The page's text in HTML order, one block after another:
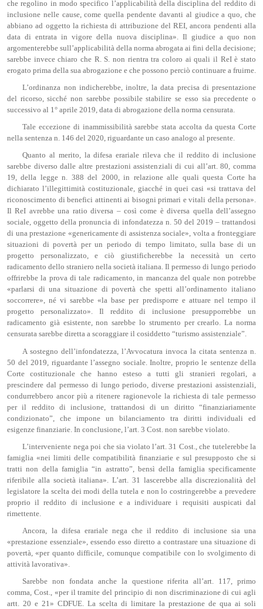
che regolino in modo specifico l’applicabilità della disciplina del reddito di
inclusione nelle cause, come quella pendente davanti al giudice a quo, che
abbiano ad oggetto la richiesta di attribuzione del REI, ancora pendenti alla
data di entrata in vigore della nuova disciplina». Il giudice a quo non
argomenterebbe sull’applicabilità della norma abrogata ai fini della decisione;
sarebbe invece chiaro che R. S. non rientra tra coloro ai quali il ReI è stato
erogato prima della sua abrogazione e che possono perciò continuare a fruirne.
L’ordinanza non indicherebbe, inoltre, la data precisa di presentazione
del ricorso, sicché non sarebbe possibile stabilire se esso sia precedente o
successivo al 1° aprile 2019, data di abrogazione della norma censurata.
Tale eccezione di inammissibilità sarebbe stata accolta da questa Corte
nella sentenza n. 146 del 2020, riguardante un caso analogo al presente.
Quanto al merito, la difesa erariale rileva che il reddito di inclusione
sarebbe diverso dalle altre prestazioni assistenziali di cui all’art. 80, comma
19, della legge n. 388 del 2000, in relazione alle quali questa Corte ha
dichiarato l’illegittimità costituzionale, giacché in quei casi «si trattava del
riconoscimento di benefici attinenti ai bisogni primari e vitali della persona».
Il ReI avrebbe una ratio diversa – così come è diversa quella dell’assegno
sociale, oggetto della pronuncia di infondatezza n. 50 del 2019 – trattandosi
di una prestazione «genericamente di assistenza sociale», volta a fronteggiare
situazioni di povertà per un periodo di tempo limitato, sulla base di un
progetto personalizzato, e ciò giustificherebbe la necessità un certo
radicamento dello straniero nella società italiana. Il permesso di lungo periodo
offrirebbe la prova di tale radicamento, in mancanza del quale non potrebbe
«parlarsi di una situazione di povertà che spetti all’ordinamento italiano
soccorrere», né vi sarebbe «la base per predisporre e attuare nel tempo il
progetto personalizzato». Il reddito di inclusione presupporrebbe un
radicamento già esistente, non sarebbe lo strumento per crearlo. La norma
censurata sarebbe diretta a scoraggiare il cosiddetto “turismo assistenziale”.
A sostegno dell’infondatezza, l’Avvocatura invoca la citata sentenza n.
50 del 2019, riguardante l’assegno sociale. Inoltre, proprio le sentenze della
Corte costituzionale che hanno esteso a tutti gli stranieri regolari, a
prescindere dal permesso di lungo periodo, diverse prestazioni assistenziali,
condurrebbero ancor più a ritenere ragionevole la richiesta di tale permesso
per il reddito di inclusione, trattandosi di un diritto “finanziariamente
condizionato”, che impone un bilanciamento tra diritti individuali ed
esigenze finanziarie. In conclusione, l’art. 3 Cost. non sarebbe violato.
L’interveniente nega poi che sia violato l’art. 31 Cost., che tutelerebbe la
famiglia «nei limiti delle compatibilità finanziarie e sul presupposto che si
tratti non della famiglia “in astratto”, bensì della famiglia specificamente
riferibile alla società italiana». L’art. 31 lascerebbe alla discrezionalità del
legislatore la scelta dei modi della tutela e non lo costringerebbe a prevedere
proprio il reddito di inclusione e a individuare i requisiti auspicati dal
rimettente.
Ancora, la difesa erariale nega che il reddito di inclusione sia una
«prestazione essenziale», essendo esso diretto a contrastare una situazione di
povertà, «per quanto difficile, comunque compatibile con lo svolgimento di
attività lavorativa».
Sarebbe non fondata anche la questione riferita all’art. 117, primo
comma, Cost., «per il tramite del principio di non discriminazione di cui agli
artt. 20 e 21» CDFUE. La scelta di limitare la prestazione de qua ai soli